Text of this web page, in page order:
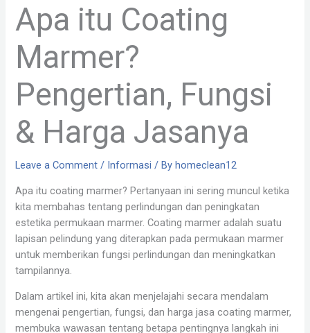
Apa itu Coating
Marmer?
Pengertian, Fungsi
& Harga Jasanya
Leave a Comment / Informasi / Byhomeclean12
Apa itu coating marmer? Pertanyaan ini sering muncul ketika
kita membahas tentang perlindungan dan peningkatan
estetika permukaan marmer. Coating marmer adalah suatu
lapisan pelindung yang diterapkan pada permukaan marmer
untuk memberikan fungsi perlindungan dan meningkatkan
tampilannya.
Dalam artikel ini, kita akan menjelajahi secara mendalam
mengenai pengertian, fungsi, dan harga jasa coating marmer,
membuka wawasan tentang betapa pentingnya langkah ini